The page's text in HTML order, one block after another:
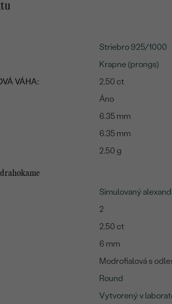
Striebro 925/1000
Krapne (prongs)
VÁHA:
2.50 ct
Áno
6.35 mm
6.35 mm
2.50 g
Simulovaný
2
2.50 ct
6 mm
Modrofialová s
Round
Vytvorený v